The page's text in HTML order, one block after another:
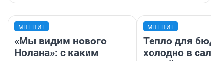
миллионера Дмитрия Беглова
4 607 15